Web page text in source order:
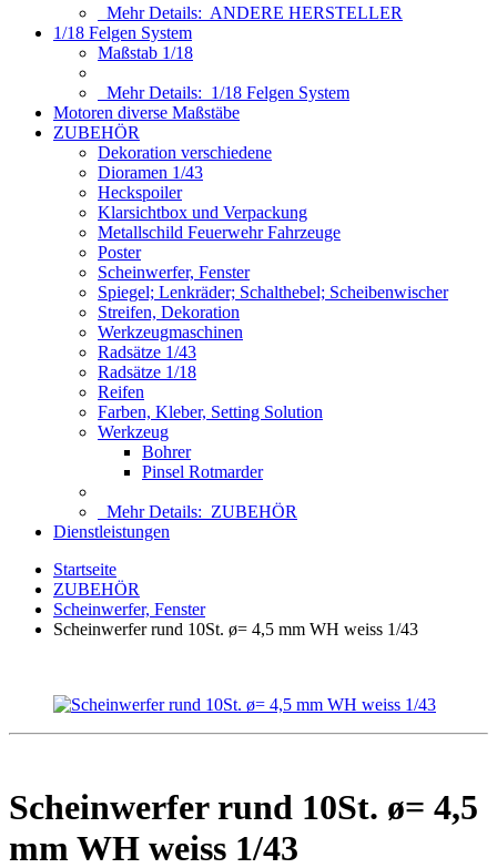
Mehr Details: ANDERE HERSTELLER
1/18 Felgen System
Maßstab 1/18
Mehr Details: 1/18 Felgen System
Motoren diverse Maßstäbe
ZUBEHÖR
Dekoration verschiedene
Dioramen 1/43
Heckspoiler
Klarsichtbox und Verpackung
Metallschild Feuerwehr Fahrzeuge
Poster
Scheinwerfer, Fenster
Spiegel; Lenkräder; Schalthebel; Scheibenwischer
Streifen, Dekoration
Werkzeugmaschinen
Radsätze 1/43
Radsätze 1/18
Reifen
Farben, Kleber, Setting Solution
Werkzeug
Bohrer
Pinsel Rotmarder
Mehr Details: ZUBEHÖR
Dienstleistungen
Startseite
ZUBEHÖR
Scheinwerfer, Fenster
Scheinwerfer rund 10St. ø= 4,5 mm WH weiss 1/43
Scheinwerfer rund 10St. ø= 4,5
mm WH weiss 1/43